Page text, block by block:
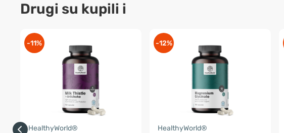
Drugi su kupili i
-11%
HealthyWorld®
-12%
HealthyWorld®